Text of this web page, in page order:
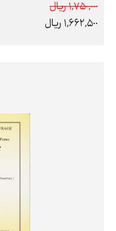
1,750,000 ريال
1,662,500 ريال